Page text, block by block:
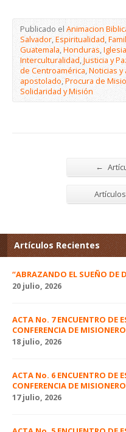
Publicado el Animacion
Salvador,Espiritualidad,
Guatemala,Honduras,
Interculturalidad,Justicia y
de Centroamérica,Noticias y
apostolado,Procura de
Solidaridad y Misión
←
Artículos Recientes
“ABRAZANDO EL SUEÑO DE
20 julio, 2026
ACTA No. 7 ENCUENTRO DE
CONFERENCIA DE
18 julio, 2026
ACTA No. 6 ENCUENTRO DE
CONFERENCIA DE
17 julio, 2026